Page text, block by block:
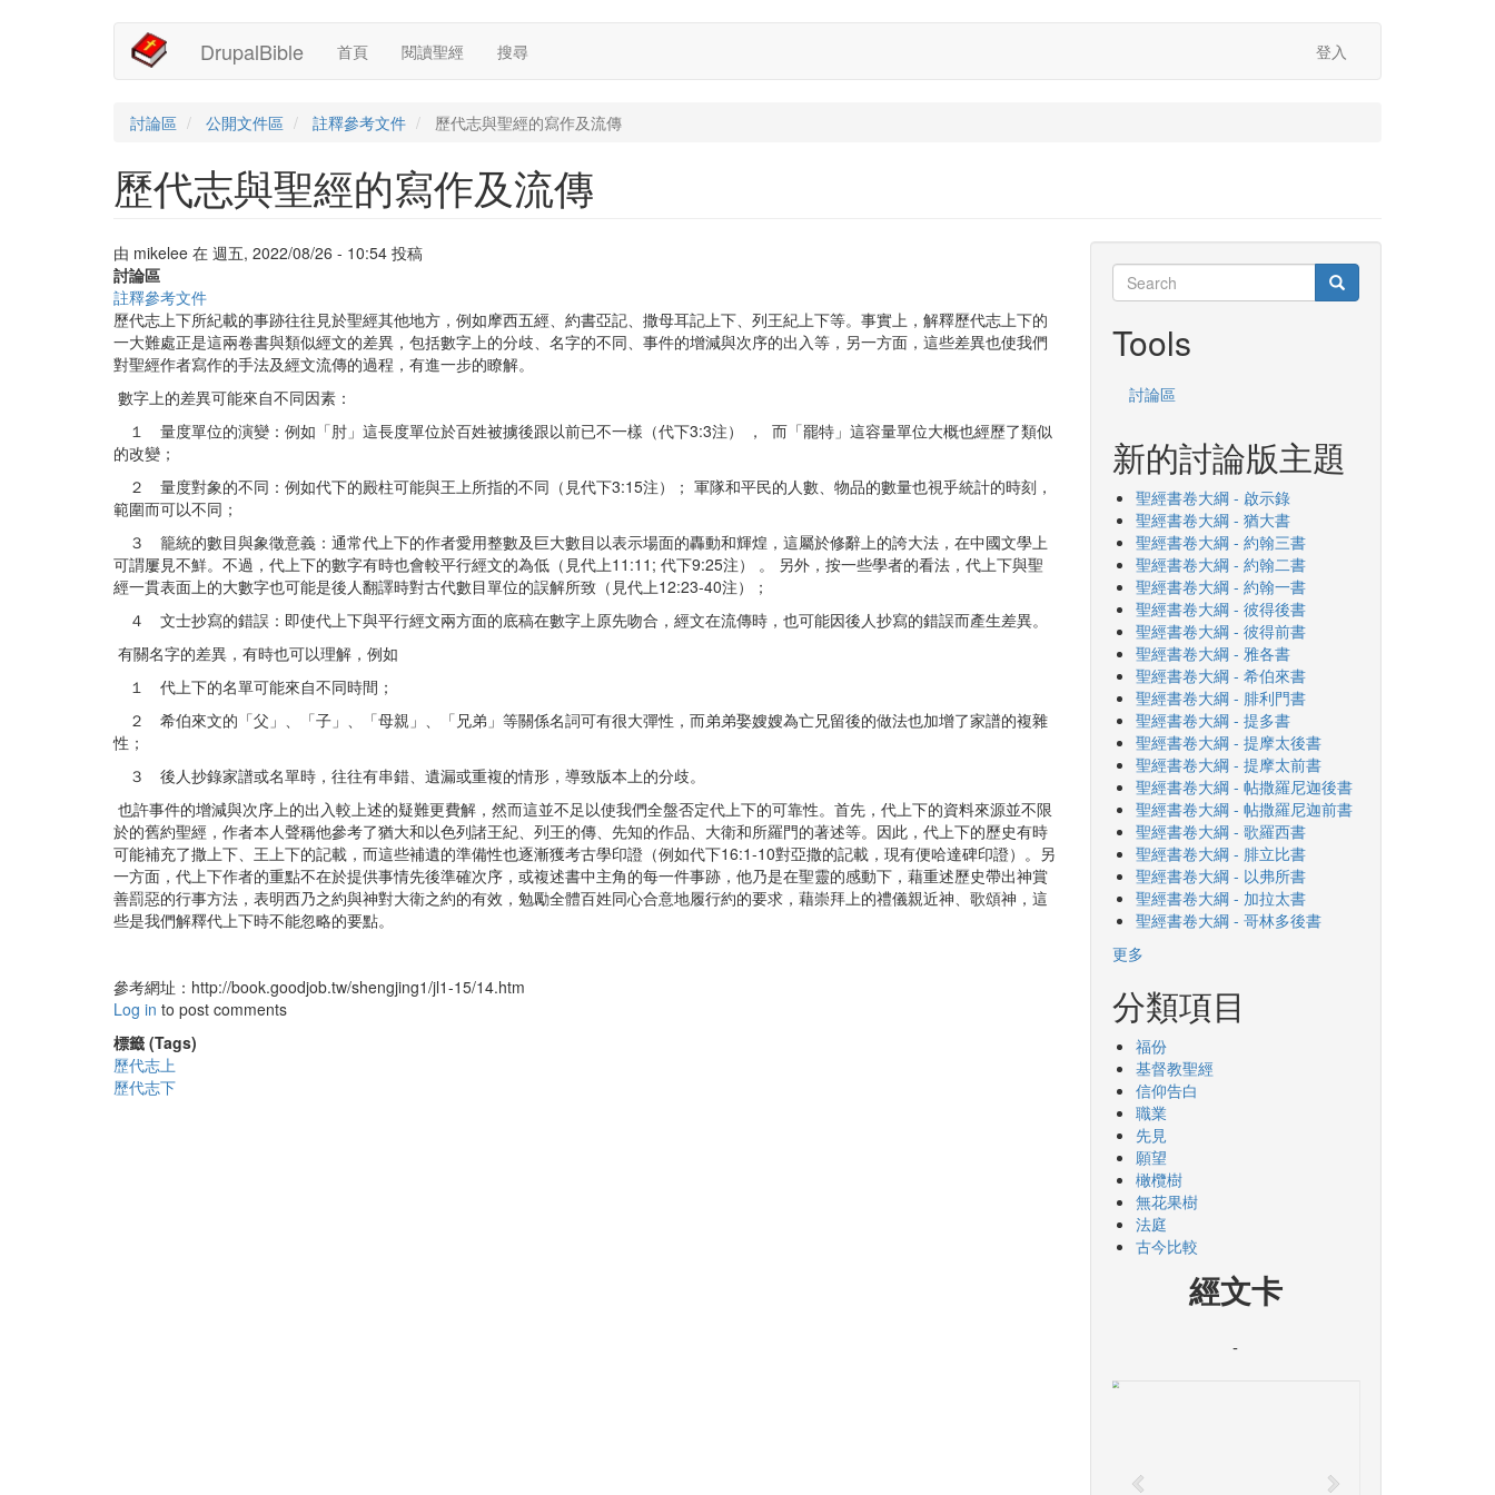
DrupalBible
Main
navigation
首頁 閱讀聖經 搜尋
User
account
menu
登入
討論區 公開文件區 註釋參考文件 歷代志與聖經的寫作及流傳
歷代志與聖經的寫作及流傳
由 mikelee 在 週五, 2022/08/26 - 10:54 投稿
討論區
註釋參考文件
歷代志上下所紀載的事跡往往見於聖經其他地方，例如摩西五經、約書亞記、撒母耳記上下、列王紀上下等。事實上，解釋歷代志上下的
一大難處正是這兩卷書與類似經文的差異，包括數字上的分歧、名字的不同、事件的增減與次序的出入等，另一方面，這些差異也使我們
對聖經作者寫作的手法及經文流傳的過程，有進一步的瞭解。
數字上的差異可能來自不同因素：
１ 量度單位的演變：例如「肘」這長度單位於百姓被擄後跟以前已不一樣（代下3:3注） ， 而「罷特」這容量單位大概也經歷了類似
的改變；
２ 量度對象的不同：例如代下的殿柱可能與王上所指的不同（見代下3:15注）； 軍隊和平民的人數、物品的數量也視乎統計的時刻，
範圍而可以不同；
３ 籠統的數目與象徵意義：通常代上下的作者愛用整數及巨大數目以表示場面的轟動和輝煌，這屬於修辭上的誇大法，在中國文學上
可謂屢見不鮮。不過，代上下的數字有時也會較平行經文的為低（見代上11:11; 代下9:25注） 。 另外，按一些學者的看法，代上下與聖
經一貫表面上的大數字也可能是後人翻譯時對古代數目單位的誤解所致（見代上12:23-40注）；
４ 文士抄寫的錯誤：即使代上下與平行經文兩方面的底稿在數字上原先吻合，經文在流傳時，也可能因後人抄寫的錯誤而產生差異。
有關名字的差異，有時也可以理解，例如
１ 代上下的名單可能來自不同時間；
２ 希伯來文的「父」、「子」、「母親」、「兄弟」等關係名詞可有很大彈性，而弟弟娶嫂嫂為亡兄留後的做法也加增了家譜的複雜
性；
３ 後人抄錄家譜或名單時，往往有串錯、遺漏或重複的情形，導致版本上的分歧。
也許事件的增減與次序上的出入較上述的疑難更費解，然而這並不足以使我們全盤否定代上下的可靠性。首先，代上下的資料來源並不限
於的舊約聖經，作者本人聲稱他參考了猶大和以色列諸王紀、列王的傳、先知的作品、大衛和所羅門的著述等。因此，代上下的歷史有時
可能補充了撒上下、王上下的記載，而這些補遺的準備性也逐漸獲考古學印證（例如代下16:1-10對亞撒的記載，現有便哈達碑印證）。另
一方面，代上下作者的重點不在於提供事情先後準確次序，或複述書中主角的每一件事跡，他乃是在聖靈的感動下，藉重述歷史帶出神賞
善罰惡的行事方法，表明西乃之約與神對大衛之約的有效，勉勵全體百姓同心合意地履行約的要求，藉崇拜上的禮儀親近神、歌頌神，這
些是我們解釋代上下時不能忽略的要點。
參考網址：http://book.goodjob.tw/shengjing1/jl1-15/14.htm
Log in to post comments
標籤 (Tags)
歷代志上
歷代志下
Search
Search Search
Tools
討論區
新的討論版主題
聖經書卷大綱 - 啟示錄
聖經書卷大綱 - 猶大書
聖經書卷大綱 - 約翰三書
聖經書卷大綱 - 約翰二書
聖經書卷大綱 - 約翰一書
聖經書卷大綱 - 彼得後書
聖經書卷大綱 - 彼得前書
聖經書卷大綱 - 雅各書
聖經書卷大綱 - 希伯來書
聖經書卷大綱 - 腓利門書
聖經書卷大綱 - 提多書
聖經書卷大綱 - 提摩太後書
聖經書卷大綱 - 提摩太前書
聖經書卷大綱 - 帖撒羅尼迦後書
聖經書卷大綱 - 帖撒羅尼迦前書
聖經書卷大綱 - 歌羅西書
聖經書卷大綱 - 腓立比書
聖經書卷大綱 - 以弗所書
聖經書卷大綱 - 加拉太書
聖經書卷大綱 - 哥林多後書
更多
分類項目
福份
基督教聖經
信仰告白
職業
先見
願望
橄欖樹
無花果樹
法庭
古今比較
經文卡
-